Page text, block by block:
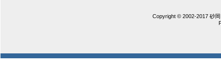
Copyright © 2002-2017 砂